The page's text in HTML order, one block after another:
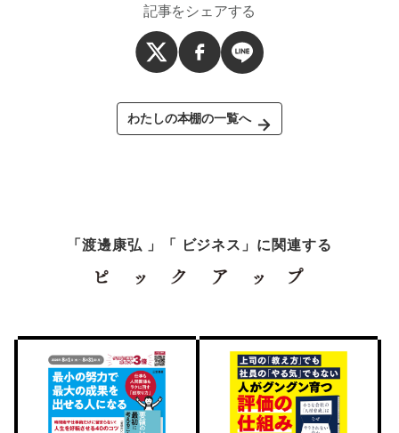
記事をシェアする
わたしの本棚の一覧へ
「渡邊康弘 」「 ビジネス」に関連する